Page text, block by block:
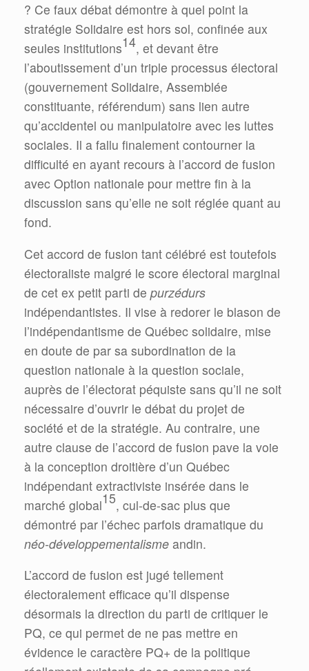
? Ce faux débat démontre à quel point la
stratégie Solidaire est hors sol, confinée aux
seules institutions14, et devant être
l’aboutissement d’un triple processus électoral
(gouvernement Solidaire, Assemblée
constituante, référendum) sans lien autre
qu’accidentel ou manipulatoire avec les luttes
sociales. Il a fallu finalement contourner la
difficulté en ayant recours à l’accord de fusion
avec Option nationale pour mettre fin à la
discussion sans qu’elle ne soit réglée quant au
fond.
Cet accord de fusion tant célébré est toutefois
électoraliste malgré le score électoral marginal
de cet ex petit parti de purzédurs
indépendantistes. Il vise à redorer le blason de
l’indépendantisme de Québec solidaire, mise
en doute de par sa subordination de la
question nationale à la question sociale,
auprès de l’électorat péquiste sans qu’il ne soit
nécessaire d’ouvrir le débat du projet de
société et de la stratégie. Au contraire, une
autre clause de l’accord de fusion pave la voie
à la conception droitière d’un Québec
indépendant extractiviste insérée dans le
marché global15, cul-de-sac plus que
démontré par l’échec parfois dramatique du
néo-développementalisme andin.
L’accord de fusion est jugé tellement
électoralement efficace qu’il dispense
désormais la direction du parti de critiquer le
PQ, ce qui permet de ne pas mettre en
évidence le caractère PQ+ de la politique